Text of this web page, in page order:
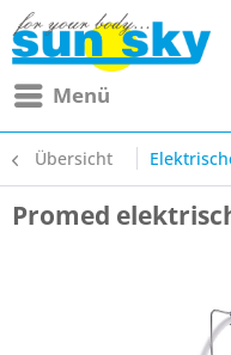
Menü
Übersicht
Promed